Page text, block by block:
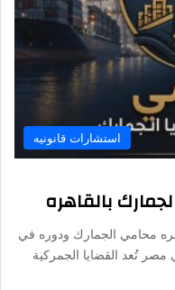
استشارات قانونيه
بالقاهره
محامي الجمارك ودوره في
تُعد القضايا الجمركية